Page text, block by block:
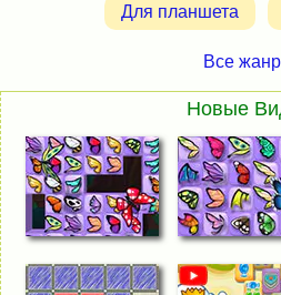
Для планшета
Все
Новые